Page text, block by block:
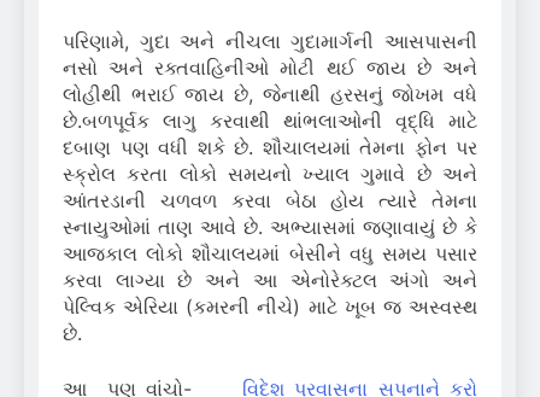
પરિણામે, ગુદા અને નીચલા ગુદામાર્ગની આસપાસની
નસો અને રક્તવાહિનીઓ મોટી થઈ જાય છે અને
લોહીથી ભરાઈ જાય છે, જેનાથી હરસનું જોખમ વધે
છે.બળપૂર્વક લાગુ કરવાથી થાંભલાઓની વૃદ્ધિ માટે
દબાણ પણ વધી શકે છે. શૌચાલયમાં તેમના ફોન પર
સ્ક્રોલ કરતા લોકો સમયનો ખ્યાલ ગુમાવે છે અને
આંતરડાની ચળવળ કરવા બેઠા હોય ત્યારે તેમના
સ્નાયુઓમાં તાણ આવે છે. અભ્યાસમાં જણાવાયું છે કે
આજકાલ લોકો શૌચાલયમાં બેસીને વધુ સમય પસાર
કરવા લાગ્યા છે અને આ એનોરેક્ટલ અંગો અને
પેલ્વિક એરિયા (કમરની નીચે) માટે ખૂબ જ અસ્વસ્થ
છે.
આ પણ વાંચો- વિદેશ પ્રવાસના સપનાને કરો